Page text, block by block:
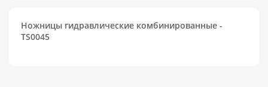
Ножницы гидравлические комбинированные -
TS0045